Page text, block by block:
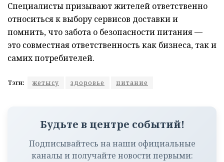
Специалисты призывают жителей ответственно
относиться к выбору сервисов доставки и
помнить, что забота о безопасности питания —
это совместная ответственность как бизнеса, так и
самих потребителей.
Тэги: жетысу здоровье питание
Будьте в центре событий!
Подписывайтесь на наши официальные
каналы и получайте новости первыми: